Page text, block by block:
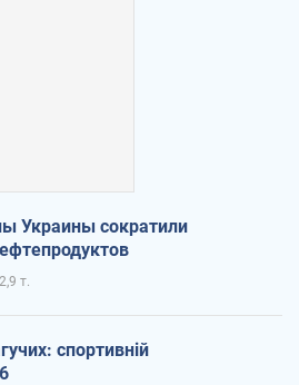
Украины сократили
2,9 т.
спортивній